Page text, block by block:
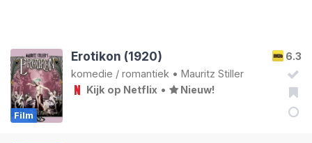
Film
6.3
Erotikon (1920)
komedie / romantiek • Mauritz Stiller
Kijk op Netflix • Nieuw!